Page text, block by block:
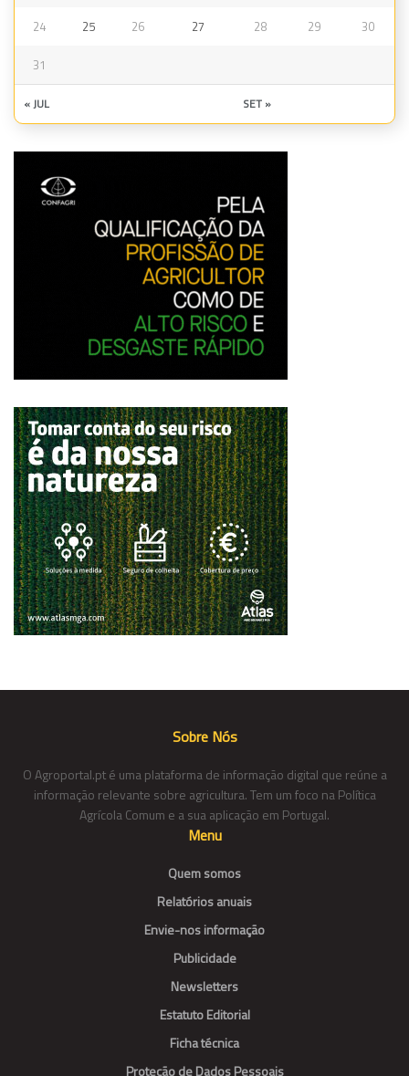
24 25 26 27 28 29 30
31
« JUL SET »
Sobre Nós
O Agroportal.pt é uma plataforma de informação digital que reúne a
informação relevante sobre agricultura. Tem um foco na Política
Agrícola Comum e a sua aplicação em Portugal.
Menu
Quem somos
Relatórios anuais
Envie-nos informação
Publicidade
Newsletters
Estatuto Editorial
Ficha técnica
Proteção de Dados Pessoais